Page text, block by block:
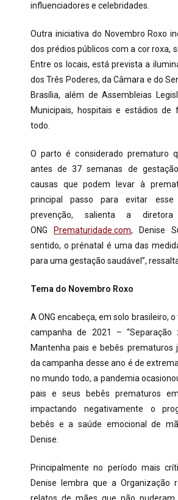
influenciadores e celebridades.
Outra iniciativa do Novembro Roxo
dos prédios públicos com a cor roxa,
Entre os locais, está prevista a
dos Três Poderes, da Câmara e do
Brasília, além de Assembleias
Municipais, hospitais e estádios de
todo.
O parto é considerado prematuro
antes de 37 semanas de
causas que podem levar à
principal passo para evitar
prevenção, salienta a
ONG
Prematuridade.com, Denise
sentido, o prénatal é uma das
para uma gestação saudável”,
Tema do Novembro Roxo
A ONG encabeça, em solo brasileiro,
campanha de 2021 – “Separação
Mantenha pais e bebês prematuros
da campanha desse ano é de
no mundo todo, a pandemia
pais e seus bebês prematuros
impactando negativamente o
bebês e a saúde emocional de
Denise.
Principalmente no período mais
Denise lembra que a Organização